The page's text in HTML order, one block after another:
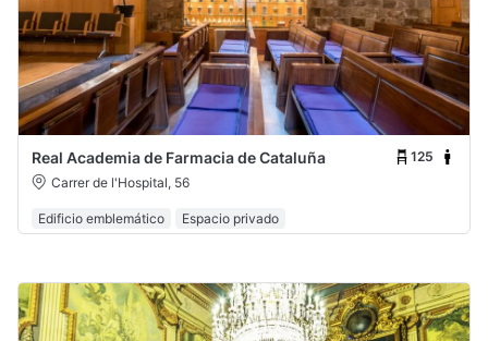
Real Academia de Farmacia de Cataluña
125
Carrer de l'Hospital, 56
Edificio emblemático Espacio privado